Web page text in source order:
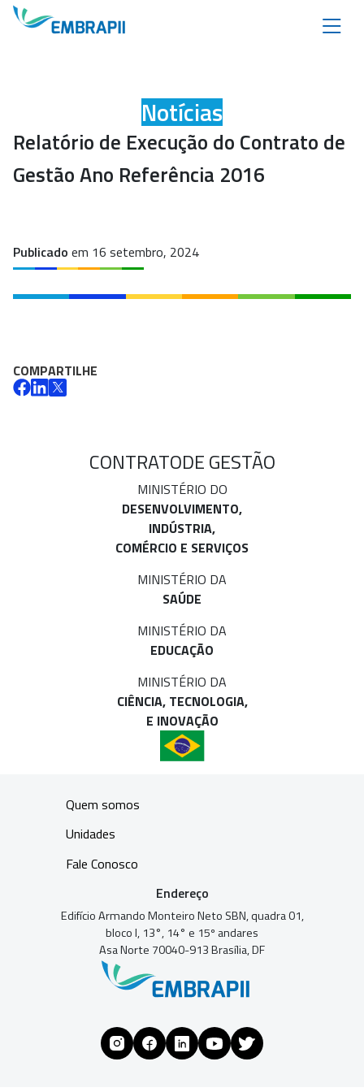
Notícias
Relatório de Execução do Contrato de
Gestão Ano Referência 2016
Publicado em 16 setembro, 2024
COMPARTILHE
CONTRATODE GESTÃO
MINISTÉRIO DO
DESENVOLVIMENTO,
INDÚSTRIA,
COMÉRCIO E SERVIÇOS
MINISTÉRIO DA
SAÚDE
MINISTÉRIO DA
EDUCAÇÃO
MINISTÉRIO DA
CIÊNCIA, TECNOLOGIA,
E INOVAÇÃO
Quem somos
Unidades
Fale Conosco
Endereço
Edifício Armando Monteiro Neto SBN, quadra 01,
bloco I, 13°, 14° e 15º andares
Asa Norte 70040-913 Brasília, DF